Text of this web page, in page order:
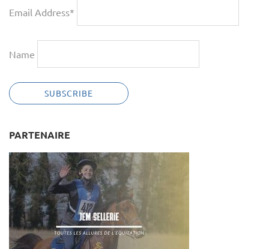
Email Address*
Name
PARTENAIRE